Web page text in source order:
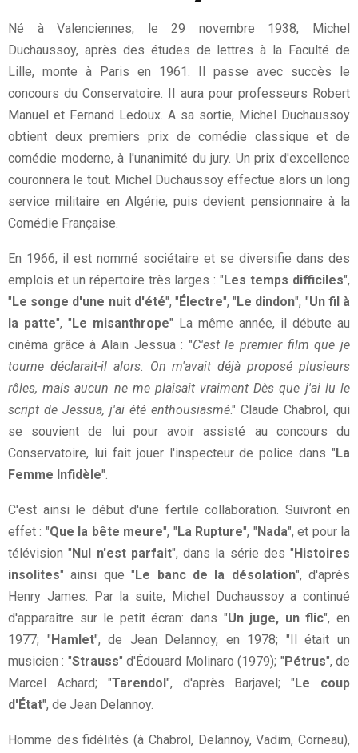
Né à Valenciennes, le 29 novembre 1938, Michel
Duchaussoy, après des études de lettres à la Faculté de
Lille, monte à Paris en 1961. Il passe avec succès le
concours du Conservatoire. Il aura pour professeurs Robert
Manuel et Fernand Ledoux. A sa sortie, Michel Duchaussoy
obtient deux premiers prix de comédie classique et de
comédie moderne, à l'unanimité du jury. Un prix d'excellence
couronnera le tout. Michel Duchaussoy effectue alors un long
service militaire en Algérie, puis devient pensionnaire à la
Comédie Française.
En 1966, il est nommé sociétaire et se diversifie dans des
emplois et un répertoire très larges : "Les temps difficiles",
"Le songe d'une nuit d'été", "Électre", "Le dindon", "Un fil à
la patte", "Le misanthrope" La même année, il débute au
cinéma grâce à Alain Jessua : "C'est le premier film que je
tourne déclarait-il alors. On m'avait déjà proposé plusieurs
rôles, mais aucun ne me plaisait vraiment Dès que j'ai lu le
script de Jessua, j'ai été enthousiasmé." Claude Chabrol, qui
se souvient de lui pour avoir assisté au concours du
Conservatoire, lui fait jouer l'inspecteur de police dans "La
Femme Infidèle".
C'est ainsi le début d'une fertile collaboration. Suivront en
effet : "Que la bête meure", "La Rupture", "Nada", et pour la
télévision "Nul n'est parfait", dans la série des "Histoires
insolites" ainsi que "Le banc de la désolation", d'après
Henry James. Par la suite, Michel Duchaussoy a continué
d'apparaître sur le petit écran: dans "Un juge, un flic", en
1977; "Hamlet", de Jean Delannoy, en 1978; "Il était un
musicien : "Strauss" d'Édouard Molinaro (1979); "Pétrus", de
Marcel Achard; "Tarendol", d'après Barjavel; "Le coup
d'État", de Jean Delannoy.
Homme des fidélités (à Chabrol, Delannoy, Vadim, Corneau),